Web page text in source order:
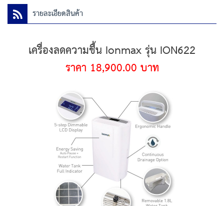
รายละเอียดสินค้า
เครื่องลดความชื้น Ionmax รุ่น ION622
ราคา 18,900.00 บาท